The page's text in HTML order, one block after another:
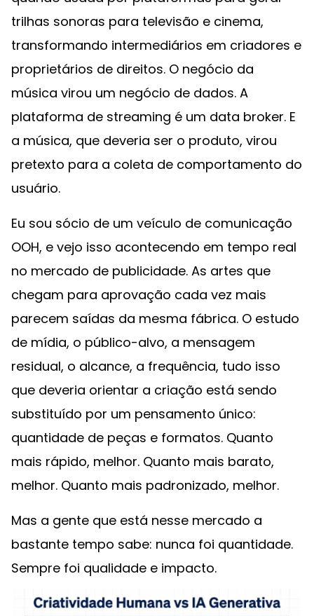
trilhas sonoras para televisão e cinema,
transformando intermediários em criadores e
proprietários de direitos. O negócio da
música virou um negócio de dados. A
plataforma de streaming é um data broker. E
a música, que deveria ser o produto, virou
pretexto para a coleta de comportamento do
usuário.
Eu sou sócio de um veículo de comunicação
OOH, e vejo isso acontecendo em tempo real
no mercado de publicidade. As artes que
chegam para aprovação cada vez mais
parecem saídas da mesma fábrica. O estudo
de mídia, o público-alvo, a mensagem
residual, o alcance, a frequência, tudo isso
que deveria orientar a criação está sendo
substituído por um pensamento único:
quantidade de peças e formatos. Quanto
mais rápido, melhor. Quanto mais barato,
melhor. Quanto mais padronizado, melhor.
Mas a gente que está nesse mercado a
bastante tempo sabe: nunca foi quantidade.
Sempre foi qualidade e impacto.